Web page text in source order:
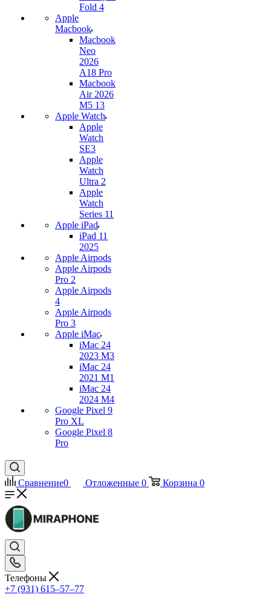
Fold 4
Apple
Macbook
Macbook
Neo
2026
A18 Pro
Macbook
Air 2026
M5 13
Apple Watch
Apple
Watch
SE3
Apple
Watch
Ultra 2
Apple
Watch
Series 11
Apple iPad
iPad 11
2025
Apple Airpods
Apple Airpods
Pro 2
Apple Airpods
4
Apple Airpods
Pro 3
Apple iMac
iMac 24
2023 M3
iMac 24
2021 M1
iMac 24
2024 M4
Google Pixel 9
Pro XL
Google Pixel 8
Pro
Сравнение0 Отложенные 0 Корзина 0
Телефоны
+7 (931) 615‒57‒77